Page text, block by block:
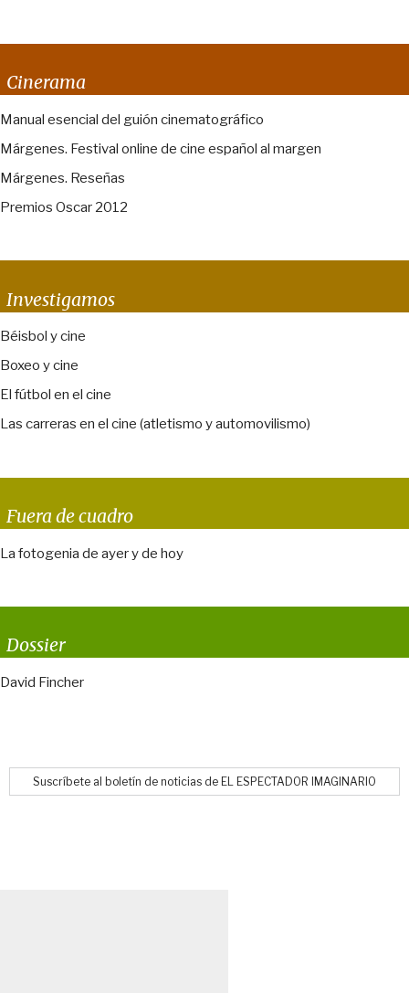
Cinerama
Manual esencial del guión cinematográfico
Márgenes. Festival online de cine español al margen
Márgenes. Reseñas
Premios Oscar 2012
Investigamos
Béisbol y cine
Boxeo y cine
El fútbol en el cine
Las carreras en el cine (atletismo y automovilismo)
Fuera de cuadro
La fotogenia de ayer y de hoy
Dossier
David Fincher
Suscríbete al boletín de noticias de EL ESPECTADOR IMAGINARIO